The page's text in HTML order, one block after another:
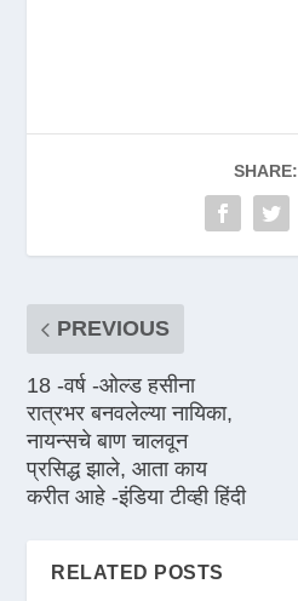
SHARE:
PREVIOUS
18 -वर्ष -ओल्ड हसीना
रात्रभर बनवलेल्या नायिका,
नायन्सचे बाण चालवून
प्रसिद्ध झाले, आता काय
करीत आहे -इंडिया टीव्ही हिंदी
RELATED POSTS